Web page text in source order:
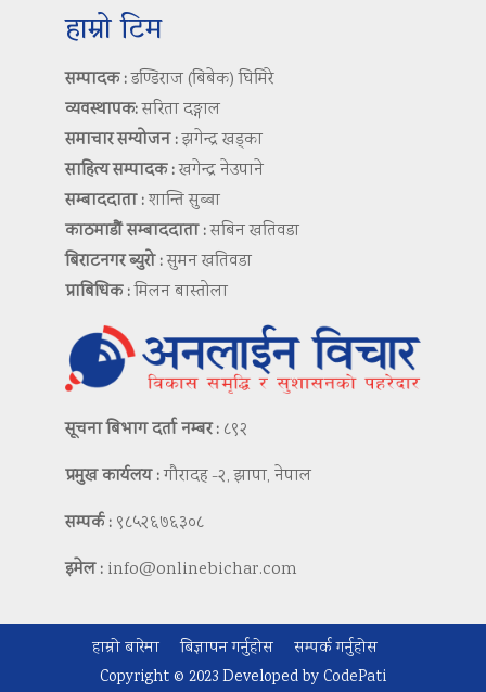
हाम्रो टिम
सम्पादक :डण्डिराज (बिबेक) घिमिरे
व्यवस्थापक:सरिता दङ्गाल
समाचार सम्योजन :झगेन्द्र खड्का
साहित्य सम्पादक :खगेन्द्र नेउपाने
सम्बाददाता :शान्ति सुब्बा
काठमाडौं सम्बाददाता :सबिन खतिवडा
बिराटनगर ब्युरो :सुमन खतिवडा
प्राबिधिक :मिलन बास्तोला
सूचना बिभाग दर्ता नम्बर : ८९२
प्रमुख कार्यलय :गौरादह -२, झापा, नेपाल
सम्पर्क : ९८५२६७६३०८
इमेल : info@onlinebichar.com
हाम्रो बारेमा बिज्ञापन गर्नुहोस
सम्पर्क गर्नुहोस
Copyright © 2023 Developed byCodePati